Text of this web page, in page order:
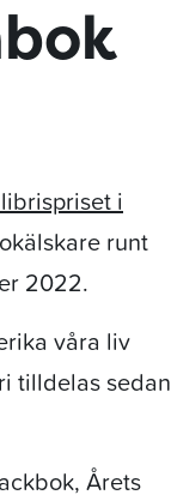
i
runt
2022.
våra liv
tilldelas sedan
Årets